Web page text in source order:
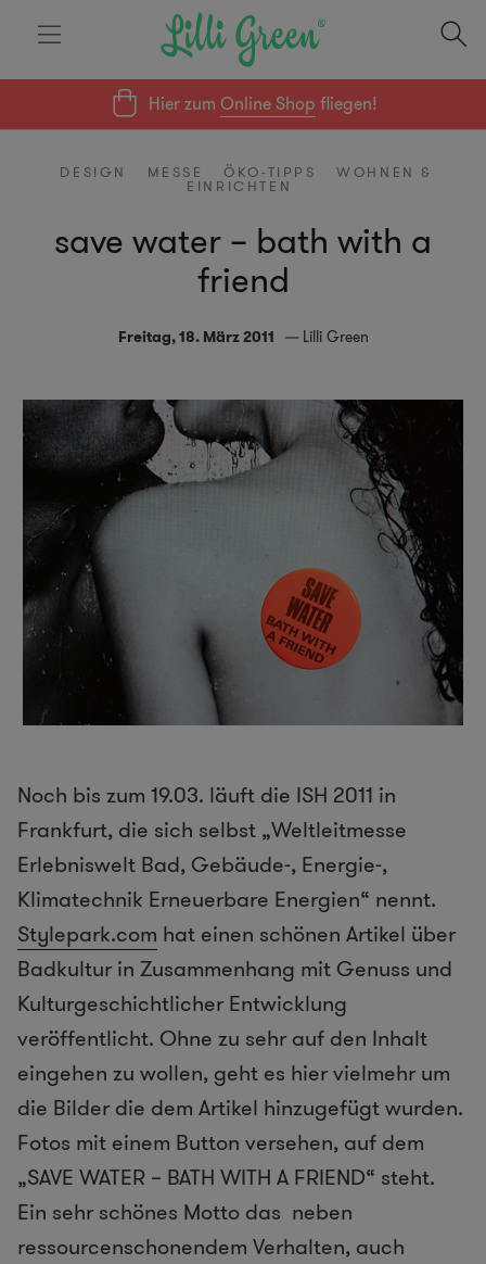
Hier zumOnline Shop fliegen!
DESIGN MESSE ÖKO-TIPPS WOHNEN &
EINRICHTEN
save water – bath with a
friend
Freitag, 18. März 2011 Lilli Green
Noch bis zum 19.03. läuft die ISH 2011 in
Frankfurt, die sich selbst „Weltleitmesse
Erlebniswelt Bad, Gebäude-, Energie-,
Klimatechnik Erneuerbare Energien“ nennt.
Stylepark.com hat einen schönen Artikel über
Badkultur in Zusammenhang mit Genuss und
Kulturgeschichtlicher Entwicklung
veröffentlicht. Ohne zu sehr auf den Inhalt
eingehen zu wollen, geht es hier vielmehr um
die Bilder die dem Artikel hinzugefügt wurden.
Fotos mit einem Button versehen, auf dem
„SAVE WATER – BATH WITH A FRIEND“ steht.
Ein sehr schönes Motto das neben
ressourcenschonendem Verhalten, auch